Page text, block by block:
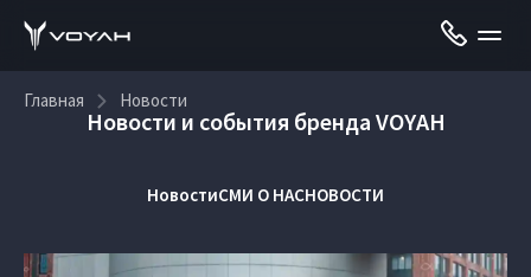
Главная Новости
Новости и события бренда VOYAH
НовостиСМИ О НАСНОВОСТИ